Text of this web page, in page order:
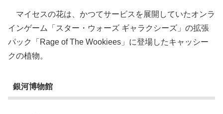
マイセスの花は、かつてサービスを展開していたオンラ
インゲーム「スター・ウォーズ ギャラクシーズ」の拡張
パック「Rage of The Wookiees」に登場したキャッシー
クの植物。
銀河博物館